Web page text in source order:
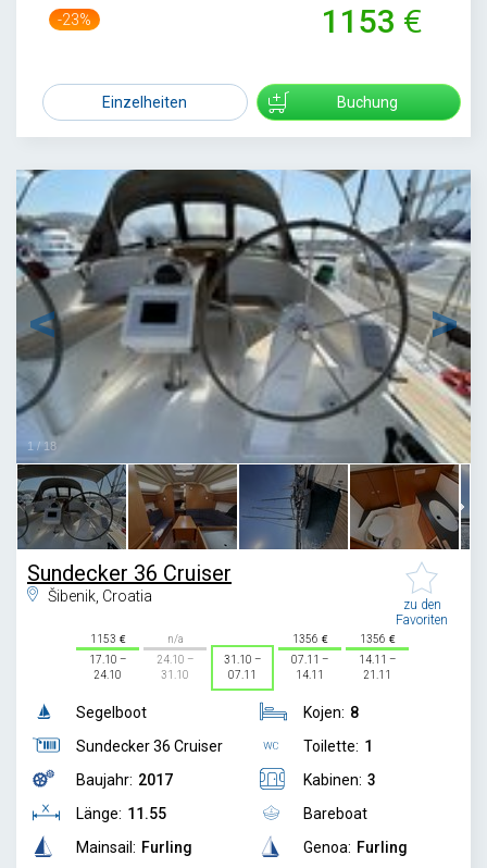
-23% 1153
Einzelheiten Buchung
1 / 18
Sundecker 36 Cruiser
Šibenik, Croatia
zu den
Favoriten
1153
17.10 –
24.10
n/a
24.10 –
31.10
31.10 –
07.11
1356
07.11 –
14.11
1356
14.11 –
21.11
Segelboot
Sundecker 36 Cruiser
Baujahr: 2017
Länge: 11.55
Mainsail: Furling
Kojen: 8
Toilette: 1
Kabinen: 3
Bareboat
Genoa: Furling